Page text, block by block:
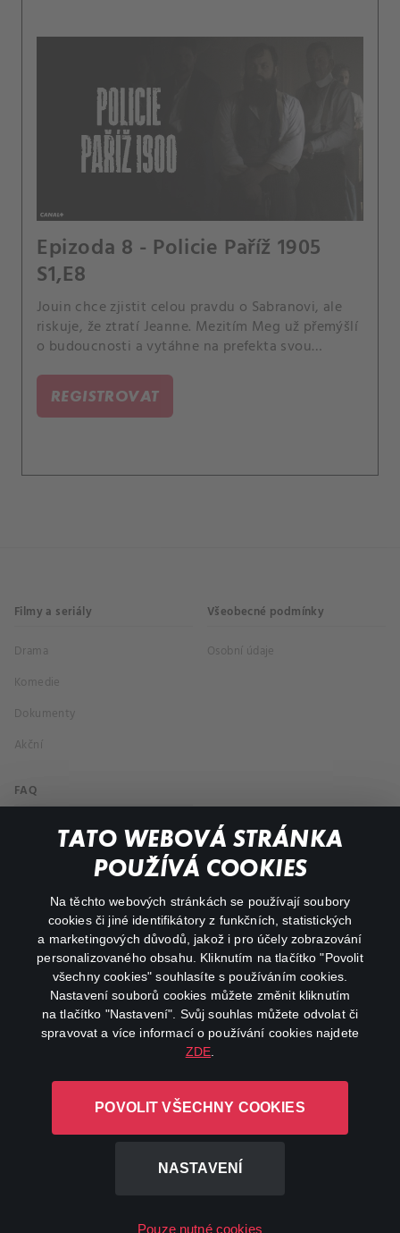
TATO WEBOVÁ STRÁNKA
POUŽÍVÁ COOKIES
Na těchto webových stránkách se používají soubory
cookies či jiné identifikátory z funkčních, statistických
a marketingových důvodů, jakož i pro účely zobrazování
personalizovaného obsahu. Kliknutím na tlačítko "Povolit
všechny cookies" souhlasíte s používáním cookies.
Nastavení souborů cookies můžete změnit kliknutím
na tlačítko "Nastavení". Svůj souhlas můžete odvolat či
spravovat a více informací o používání cookies najdete
ZDE
POVOLIT VŠECHNY COOKIES
NASTAVENÍ
Pouze nutné cookies
Epizoda 8 - Policie Paříž 1905
S1,E8
Jouin chce zjistit celou pravdu o Sabranovi, ale
riskuje, že ztratí Jeanne. Mezitím Meg už přemýšlí
o budoucnosti a vytáhne na prefekta svou
REGISTROVAT
Filmy a seriály
Drama
Komedie
Dokumenty
Akční
Všeobecné podmínky
Osobní údaje
FAQ
Můj účet
Důležité odkazy
facebookinstagram
youtube
L-1246 Luxembourg R.C.S.